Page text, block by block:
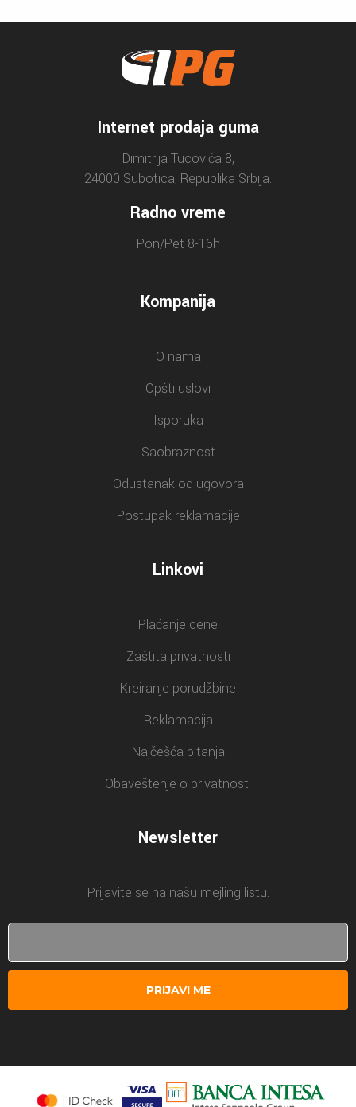
Internet prodaja guma
Dimitrija Tucovića 8,
24000 Subotica, Republika Srbija.
Radno vreme
Pon/Pet 8-16h
Kompanija
O nama
Opšti uslovi
Isporuka
Saobraznost
Odustanak od ugovora
Postupak reklamacije
Linkovi
Plaćanje cene
Zaštita privatnosti
Kreiranje porudžbine
Reklamacija
Najčešća pitanja
Obaveštenje o privatnosti
Newsletter
Prijavite se na našu mejling listu.
PRIJAVI ME